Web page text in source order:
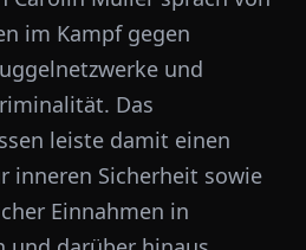
im Kampf gegen
und
Das
leiste damit einen
inneren Sicherheit sowie
Einnahmen in